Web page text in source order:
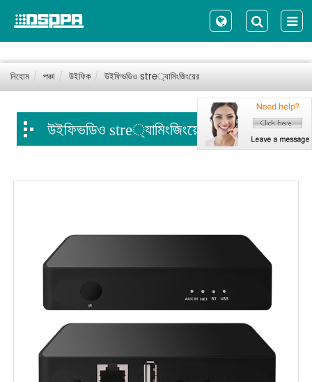
নিহোম পঞ্চা উইফিক উইফিভডিও stre্যামিংজিংয়ের
উইফিভডিও stre্যামিংজিংয়ের